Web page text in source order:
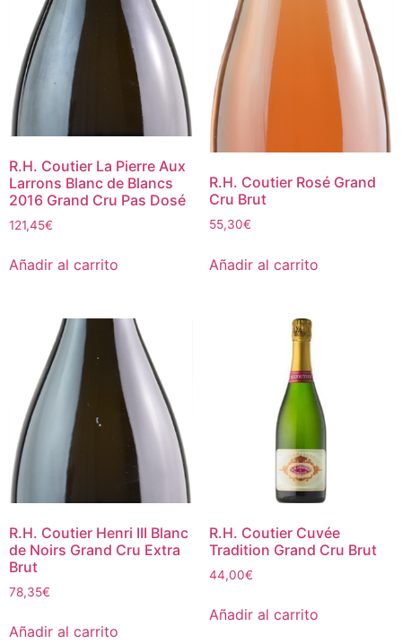
R.H. Coutier La Pierre Aux
Larrons Blanc de Blancs
2016 Grand Cru Pas Dosé
121,45€
Añadir al carrito
R.H. Coutier Rosé Grand
Cru Brut
55,30€
Añadir al carrito
R.H. Coutier Henri III Blanc
de Noirs Grand Cru Extra
Brut
78,35€
Añadir al carrito
R.H. Coutier Cuvée
Tradition Grand Cru Brut
44,00€
Añadir al carrito